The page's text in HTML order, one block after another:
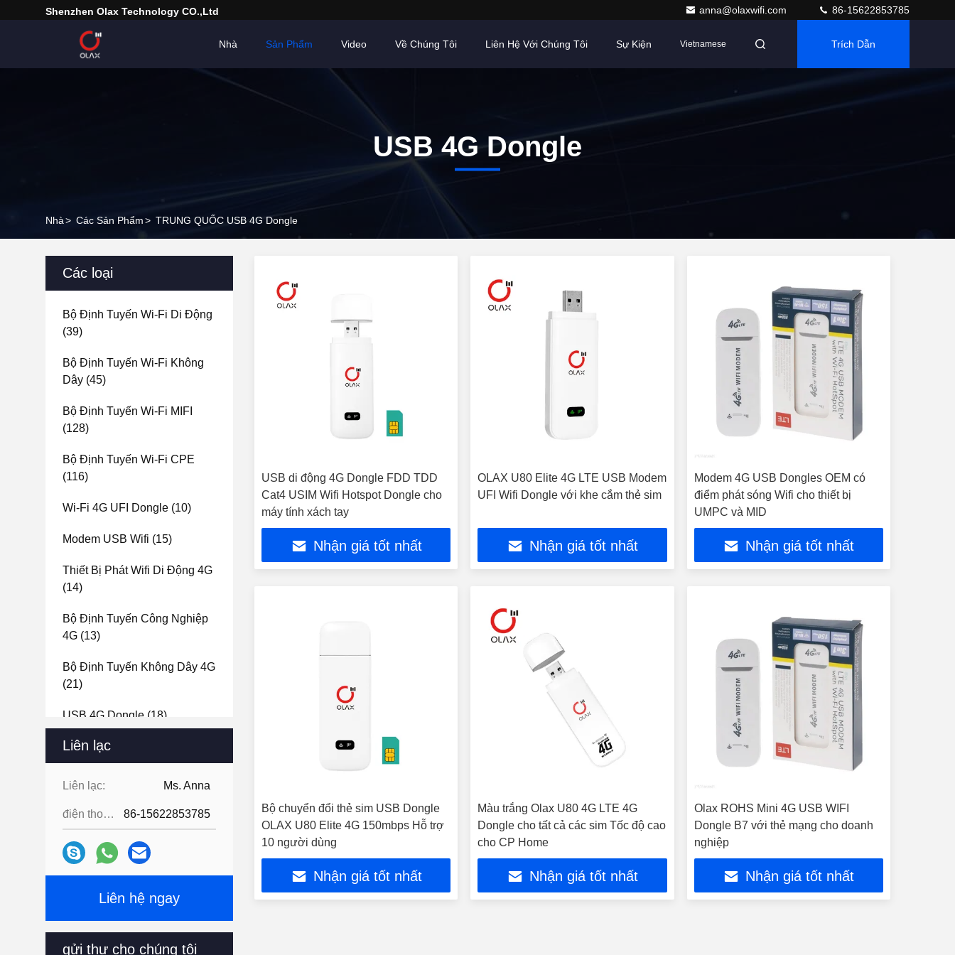
Shenzhen Olax Technology CO.,Ltd anna@olaxwifi.com 86-15622853785
Nhà Sản Phẩm Video Về Chúng Tôi Liên Hệ Với Chúng Tôi Sự Kiện Vietnamese Trích Dẫn
USB 4G Dongle
Nhà> Các Sản Phẩm> TRUNG QUỐC USB 4G Dongle
Các loại
Bộ Định Tuyến Wi-Fi Di Động
(39)
Bộ Định Tuyến Wi-Fi Không
Dây (45)
Bộ Định Tuyến Wi-Fi MIFI
(128)
Bộ Định Tuyến Wi-Fi CPE
(116)
Wi-Fi 4G UFI Dongle (10)
Modem USB Wifi (15)
Thiết Bị Phát Wifi Di Động 4G
(14)
Bộ Định Tuyến Công Nghiệp
4G (13)
Bộ Định Tuyến Không Dây 4G
(21)
USB 4G Dongle (18)
Bộ Định Tuyến Wi-Fi 5G
5G Wi-Fi Dongle
Router Ngoài Trời(23)
Liên lạc
Liên lạc: Ms. Anna
điện thoại: 86-15622853785
Liên hệ ngay
gửi thư cho chúng tôi
USB di động 4G Dongle FDD TDD
Cat4 USIM Wifi Hotspot Dongle cho
máy tính xách tay
Nhận giá tốt nhất
OLAX U80 Elite 4G LTE USB Modem
UFI Wifi Dongle với khe cắm thẻ sim
Nhận giá tốt nhất
Modem 4G USB Dongles OEM có
điểm phát sóng Wifi cho thiết bị
UMPC và MID
Nhận giá tốt nhất
Bộ chuyển đổi thẻ sim USB Dongle
OLAX U80 Elite 4G 150mbps Hỗ trợ
10 người dùng
Nhận giá tốt nhất
Màu trắng Olax U80 4G LTE 4G
Dongle cho tất cả các sim Tốc độ cao
cho CP Home
Nhận giá tốt nhất
Olax ROHS Mini 4G USB WIFI
Dongle B7 với thẻ mạng cho doanh
nghiệp
Nhận giá tốt nhất